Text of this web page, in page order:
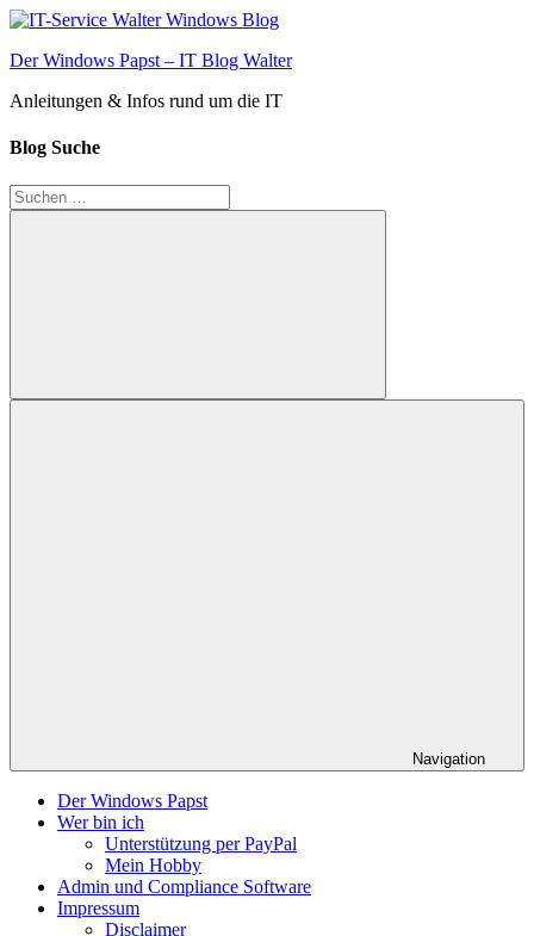
Zum
springen
Der Windows Papst – IT Blog Walter
Anleitungen & Infos rund um die IT
Blog Suche
Suchen
nach:
Suchen
Navigation
Der Windows Papst
Wer bin ich
Unterstützung per PayPal
Mein Hobby
Admin und Compliance Software
Impressum
Disclaimer